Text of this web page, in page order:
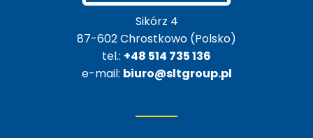
Sikórz 4
87-602 Chrostkowo (Polsko)
tel.: +48 514 735 136
e-mail: biuro@sltgroup.pl